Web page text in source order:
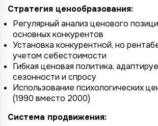
Стратегия ценообразования:
Регулярный анализ ценового
основных конкурентов
Установка конкурентной, но
учетом себестоимости
Гибкая ценовая политика,
сезонности и спросу
Использование психологических
(1990 вместо 2000)
Система продвижения: